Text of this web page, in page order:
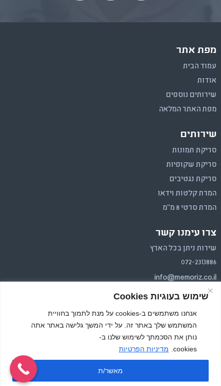
שימוש בעוגיות Cookies
אנחנו משתמשים ב-cookies על מנת לתמוך בחוויית
המשתמש שלך באתר זה. על ידי המשך גלישה באתר אתה
נותן את הסכמתך לשימוש שלנו ב-
cookies.
מדיניות הפרטיות
מאשר/ת
מפת אתר
עמוד הבית
אודות
שירותים נוספים
מפת האתר המלאה
שירותים
סריקת תמונות
סריקת שקופיות
סריקת נגטיבים
המרת קלטות וידאו
המרת סרטי 8 מ"מ
צרו עימנו קשר
שירות ניתן בכל הארץ
072-2313886
info@memoriz.co.il
איסוף והחזרה בכל הארץ.
משלוחים בפריסה ארצית
Website by RadiclFox